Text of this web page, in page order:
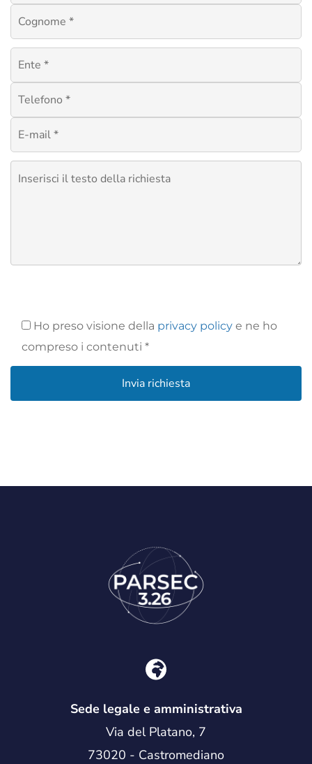
Ho preso visione della privacy policy e ne ho
compreso i contenuti *
Sede legale e amministrativa
Via del Platano, 7
73020 - Castromediano